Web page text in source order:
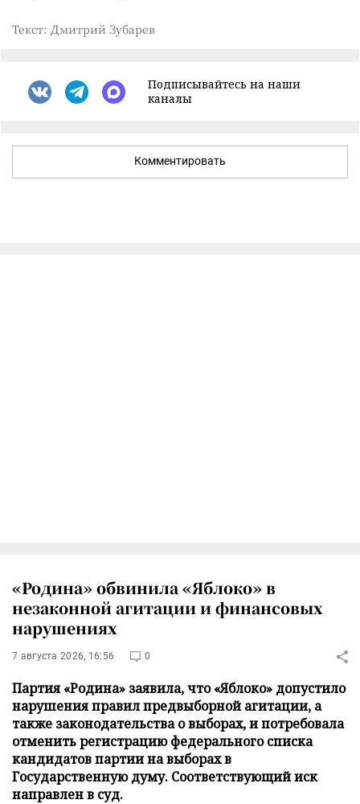
Текст: Дмитрий Зубарев
Подписывайтесь на наши
каналы
Комментировать
«Родина» обвинила «Яблоко» в
незаконной агитации и финансовых
нарушениях
7 августа 2026, 16:56 0
Партия «Родина» заявила, что «Яблоко» допустило
нарушения правил предвыборной агитации, а
также законодательства о выборах, и потребовала
отменить регистрацию федерального списка
кандидатов партии на выборах в
Государственную думу. Соответствующий иск
направлен в суд.